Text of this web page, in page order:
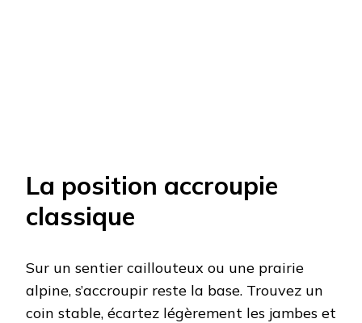
La position accroupie
classique
Sur un sentier caillouteux ou une prairie
alpine, s’accroupir reste la base. Trouvez un
coin stable, écartez légèrement les jambes et